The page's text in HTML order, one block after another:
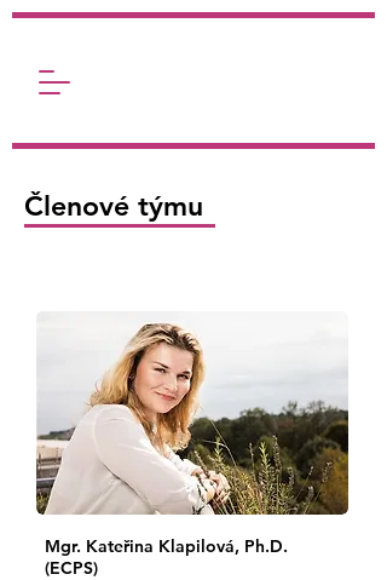
Členové týmu
Mgr. Kateřina Klapilová, Ph.D.
(ECPS)